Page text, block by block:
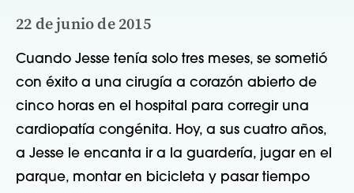
22 de junio de 2015
Cuando Jesse tenía solo tres meses, se sometió
con éxito a una cirugía a corazón abierto de
cinco horas en el hospital para corregir una
cardiopatía congénita. Hoy, a sus cuatro años,
a Jesse le encanta ir a la guardería, jugar en el
parque, montar en bicicleta y pasar tiempo